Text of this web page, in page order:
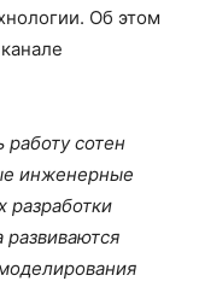
Об этом
сотен
инженерные
разработки